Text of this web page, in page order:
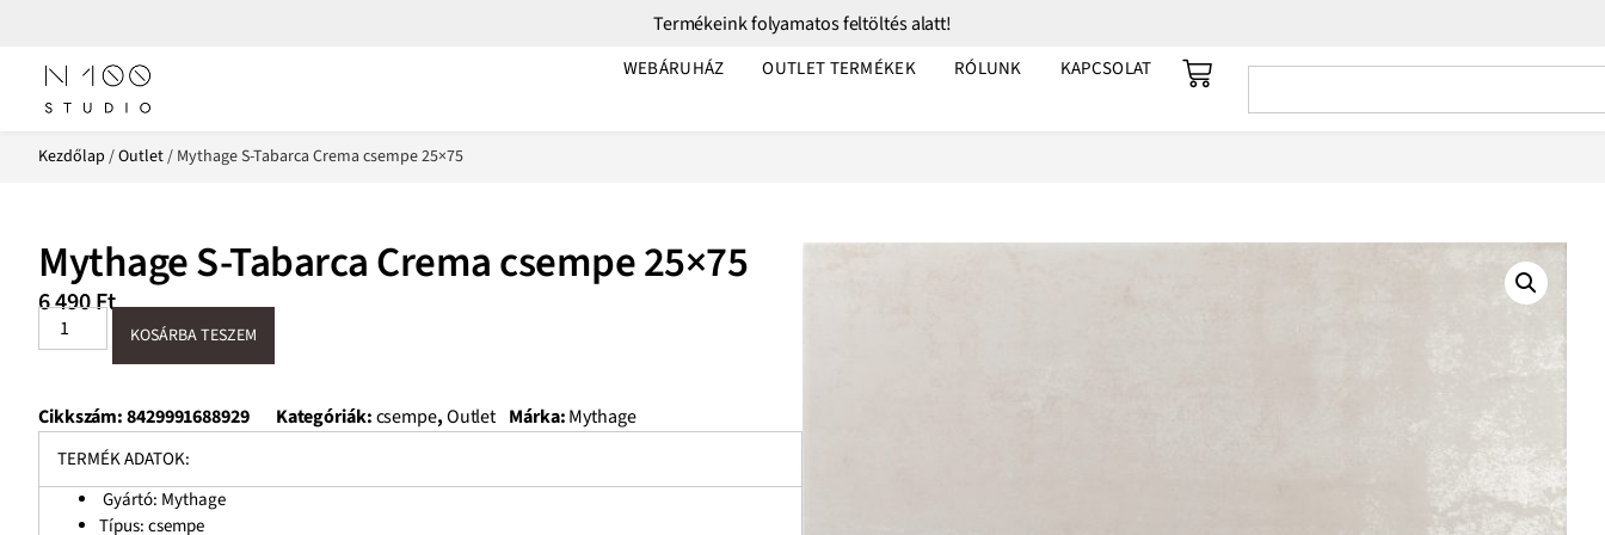
Termékeink folyamatos feltöltés alatt!
WEBÁRUHÁZ OUTLET TERMÉKEK RÓLUNK KAPCSOLAT
Kezdőlap /Outlet/ Mythage S-Tabarca Crema csempe 25×75
Mythage S-Tabarca Crema csempe 25×75
6 490Ft
KOSÁRBA TESZEM
Cikkszám:8429991688929 Kategóriák:csempe,Outlet Márka:Mythage
TERMÉK ADATOK:
Gyártó: Mythage
Típus: csempe